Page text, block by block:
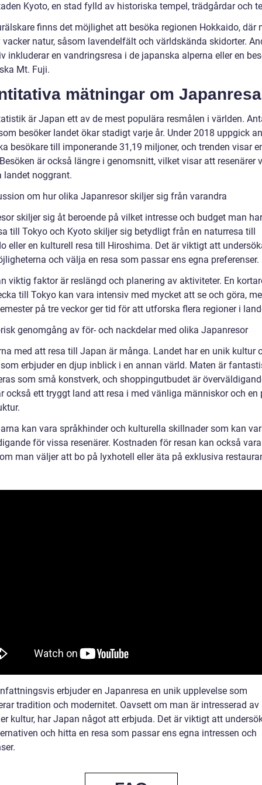
Kyoto, en stad fylld av historiska tempel, trädgårdar och
finns det möjlighet att besöka regionen Hokkaido, där
natur, såsom lavendelfält och världskända skidorter.
inkluderar en vandringsresa i de japanska alperna eller en
Mt. Fuji.
mätningar om Japanresa
är Japan ett av de mest populära resmålen i världen.
besöker landet ökar stadigt varje år. Under 2018 uppgick
besökare till imponerande 31,19 miljoner, och trenden visar
är också längre i genomsnitt, vilket visar att resenärer
landet noggrant.
om hur olika Japanresor skiljer sig från varandra
skiljer sig åt beroende på vilket intresse och budget man
till Tokyo och Kyoto skiljer sig betydligt från en naturresa till
eller en kulturell resa till Hiroshima. Det är viktigt att
och välja en resa som passar ens egna preferenser.
viktig faktor är reslängd och planering av aktiviteter. En
till Tokyo kan vara intensiv med mycket att se och göra,
på tre veckor ger tid för att utforska flera regioner i
genomgång av för- och nackdelar med olika Japanresor
med att resa till Japan är många. Landet har en unik kultur
erbjuder en djup inblick i en annan värld. Maten är
som små konstverk, och shoppingutbudet är
också ett tryggt land att resa i med vänliga människor och en
kan vara språkhinder och kulturella skillnader som kan
för vissa resenärer. Kostnaden för resan kan också
man väljer att bo på lyxhotell eller äta på exklusiva
erbjuder en Japanresa en unik upplevelse som
tradition och modernitet. Oavsett om man är intresserad av
kultur, har Japan något att erbjuda. Det är viktigt att
och hitta en resa som passar ens egna intressen och